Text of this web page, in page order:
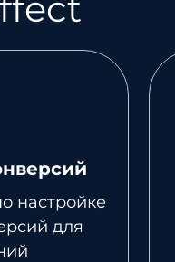
настройке
для